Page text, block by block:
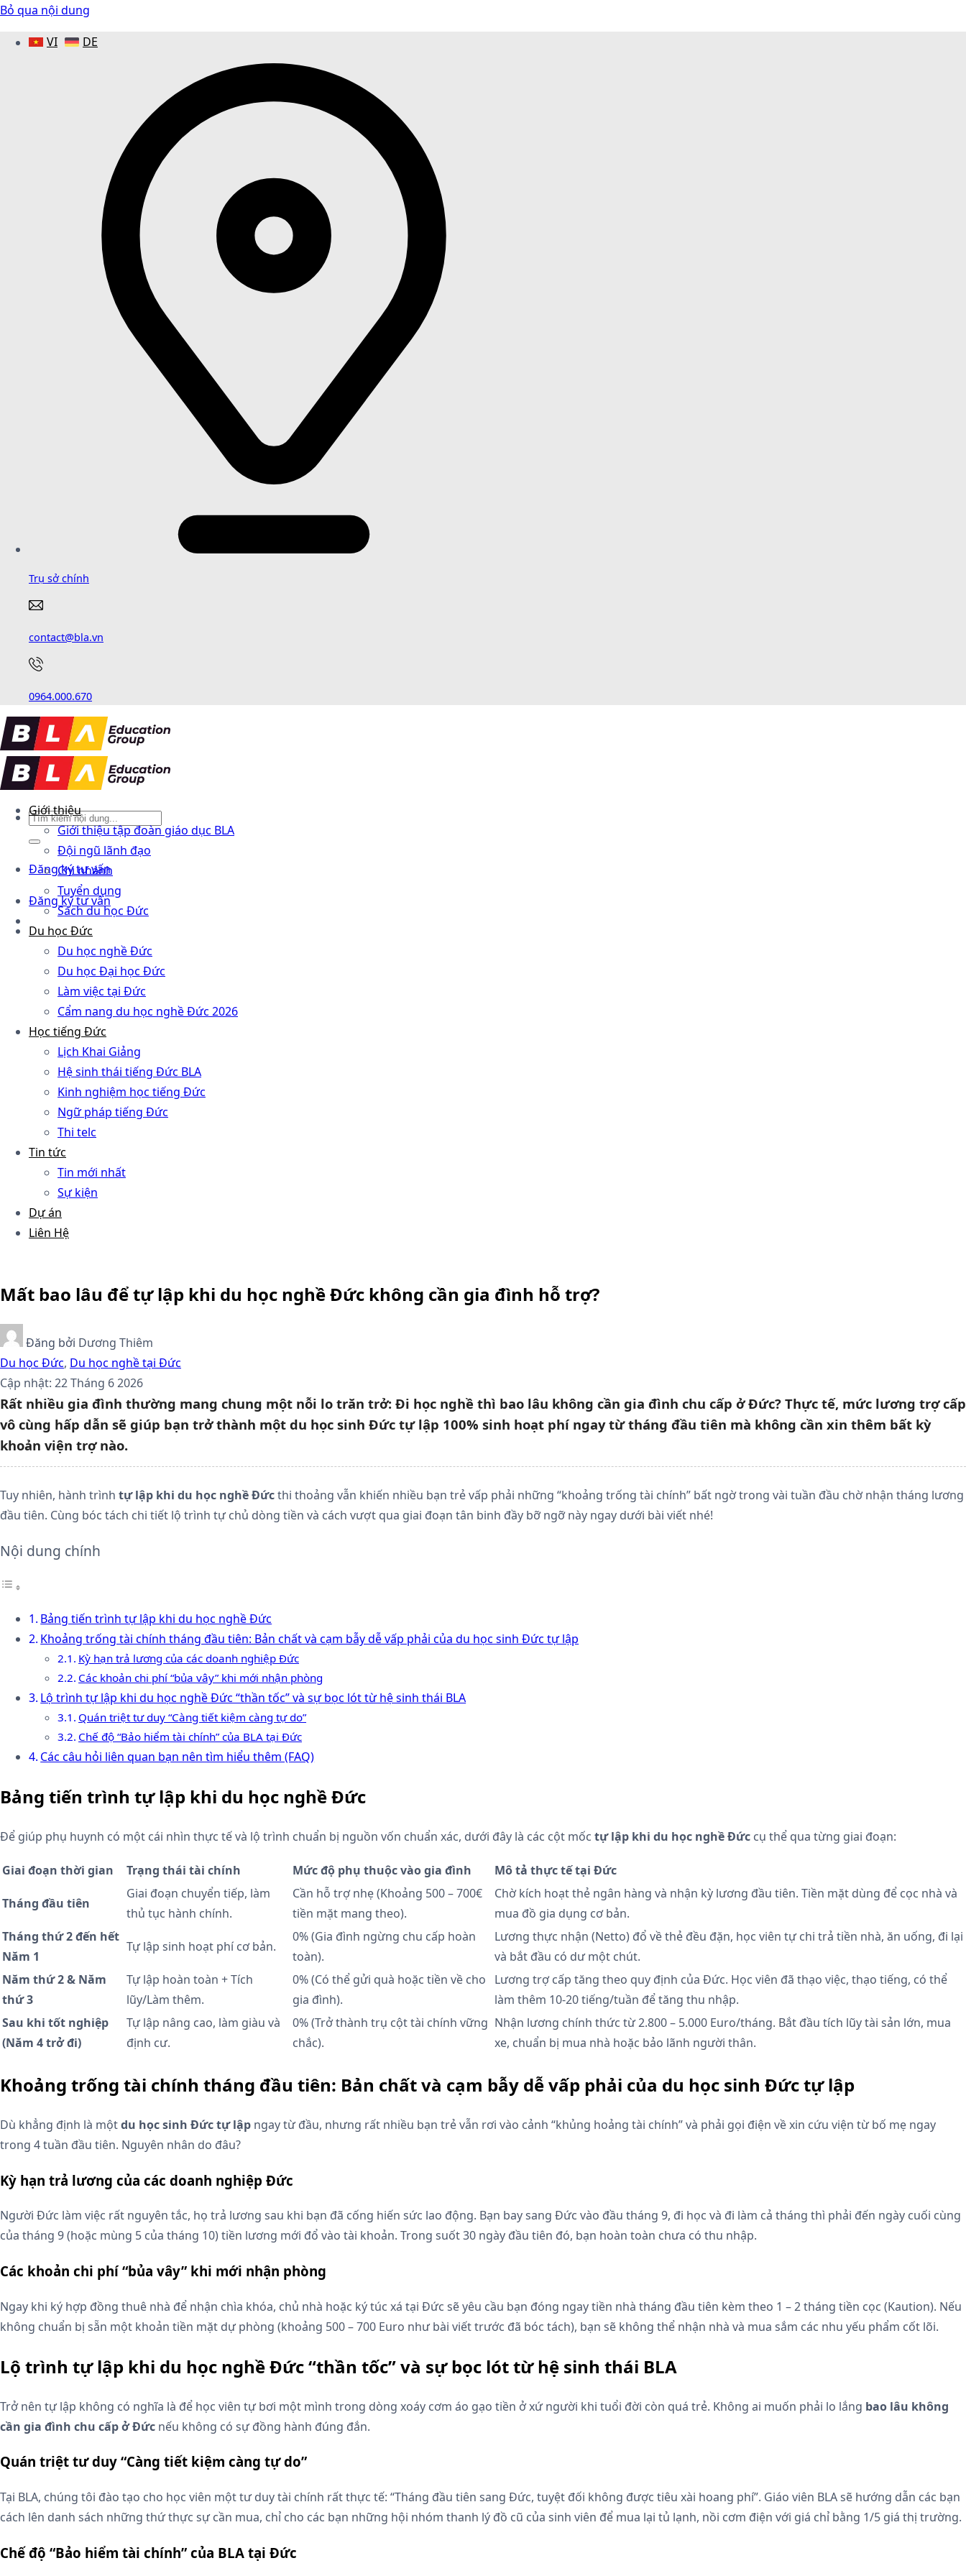
Bỏ qua nội dung
VI
DE
Trụ sở chính
contact@bla.vn
0964.000.670
Đăng ký tư vấn
Đăng ký tư vấn
Giới thiệu
Giới thiệu tập đoàn giáo dục BLA
Đội ngũ lãnh đạo
Chi nhánh
Tuyển dụng
Sách du học Đức
Du học Đức
Du học nghề Đức
Du học Đại học Đức
Làm việc tại Đức
Cẩm nang du học nghề Đức 2026
Học tiếng Đức
Lịch Khai Giảng
Hệ sinh thái tiếng Đức BLA
Kinh nghiệm học tiếng Đức
Ngữ pháp tiếng Đức
Thi telc
Tin tức
Tin mới nhất
Sự kiện
Dự án
Liên Hệ
Mất bao lâu để tự lập khi du học nghề Đức không cần gia đình hỗ trợ?
Đăng bởi Dương Thiêm
Du học Đức, Du học nghề tại Đức
Cập nhật: 22 Tháng 6 2026
Rất nhiều gia đình thường mang chung một nỗi lo trăn trở: Đi học nghề thì bao lâu không cần gia đình chu cấp ở Đức? Thực tế, mức lương trợ cấp
vô cùng hấp dẫn sẽ giúp bạn trở thành một du học sinh Đức tự lập 100% sinh hoạt phí ngay từ tháng đầu tiên mà không cần xin thêm bất kỳ
khoản viện trợ nào.
Tuy nhiên, hành trình tự lập khi du học nghề Đứcthi thoảng vẫn khiến nhiều bạn trẻ vấp phải những “khoảng trống tài chính” bất ngờ trong vài tuần đầu chờ nhận tháng lương
đầu tiên. Cùng bóc tách chi tiết lộ trình tự chủ dòng tiền và cách vượt qua giai đoạn tân binh đầy bỡ ngỡ này ngay dưới bài viết nhé!
Nội dung chính
Bảng tiến trình tự lập khi du học nghề Đức
Khoảng trống tài chính tháng đầu tiên: Bản chất và cạm bẫy dễ vấp phải của du học sinh Đức tự lập
Kỳ hạn trả lương của các doanh nghiệp Đức
Các khoản chi phí “bủa vây” khi mới nhận phòng
Lộ trình tự lập khi du học nghề Đức “thần tốc” và sự bọc lót từ hệ sinh thái BLA
Quán triệt tư duy “Càng tiết kiệm càng tự do”
Chế độ “Bảo hiểm tài chính” của BLA tại Đức
Các câu hỏi liên quan bạn nên tìm hiểu thêm (FAQ)
Bảng tiến trình tự lập khi du học nghề Đức
Để giúp phụ huynh có một cái nhìn thực tế và lộ trình chuẩn bị nguồn vốn chuẩn xác, dưới đây là các cột mốc tự lập khi du học nghề Đức cụ thể qua từng giai đoạn:
Giai đoạn thời gian Trạng thái tài chính Mức độ phụ thuộc vào gia đình Mô tả thực tế tại Đức
Tháng đầu tiên
Giai đoạn chuyển tiếp, làm
thủ tục hành chính.
Cần hỗ trợ nhẹ (Khoảng 500 – 700€
tiền mặt mang theo).
Chờ kích hoạt thẻ ngân hàng và nhận kỳ lương đầu tiên. Tiền mặt dùng để cọc nhà và
mua đồ gia dụng cơ bản.
Tháng thứ 2 đến hết
Năm 1
Tự lập sinh hoạt phí cơ bản.
0% (Gia đình ngừng chu cấp hoàn
toàn).
Lương thực nhận (Netto) đổ về thẻ đều đặn, học viên tự chi trả tiền nhà, ăn uống, đi lại
và bắt đầu có dư một chút.
Năm thứ 2 & Năm
thứ 3
Tự lập hoàn toàn + Tích
lũy/Làm thêm.
0% (Có thể gửi quà hoặc tiền về cho
gia đình).
Lương trợ cấp tăng theo quy định của Đức. Học viên đã thạo việc, thạo tiếng, có thể
làm thêm 10-20 tiếng/tuần để tăng thu nhập.
Sau khi tốt nghiệp
(Năm 4 trở đi)
Tự lập nâng cao, làm giàu và
định cư.
0% (Trở thành trụ cột tài chính vững
chắc).
Nhận lương chính thức từ 2.800 – 5.000 Euro/tháng. Bắt đầu tích lũy tài sản lớn, mua
xe, chuẩn bị mua nhà hoặc bảo lãnh người thân.
Khoảng trống tài chính tháng đầu tiên: Bản chất và cạm bẫy dễ vấp phải của du học sinh Đức tự lập
Dù khẳng định là mộtdu học sinh Đức tự lập ngay từ đầu, nhưng rất nhiều bạn trẻ vẫn rơi vào cảnh “khủng hoảng tài chính” và phải gọi điện về xin cứu viện từ bố mẹ ngay
trong 4 tuần đầu tiên. Nguyên nhân do đâu?
Kỳ hạn trả lương của các doanh nghiệp Đức
Người Đức làm việc rất nguyên tắc, họ trả lương sau khi bạn đã cống hiến sức lao động. Bạn bay sang Đức vào đầu tháng 9, đi học và đi làm cả tháng thì phải đến ngày cuối cùng
của tháng 9 (hoặc mùng 5 của tháng 10) tiền lương mới đổ vào tài khoản. Trong suốt 30 ngày đầu tiên đó, bạn hoàn toàn chưa có thu nhập.
Các khoản chi phí “bủa vây” khi mới nhận phòng
Ngay khi ký hợp đồng thuê nhà để nhận chìa khóa, chủ nhà hoặc ký túc xá tại Đức sẽ yêu cầu bạn đóng ngay tiền nhà tháng đầu tiên kèm theo 1 – 2 tháng tiền cọc (Kaution). Nếu
không chuẩn bị sẵn một khoản tiền mặt dự phòng (khoảng 500 – 700 Euro như bài viết trước đã bóc tách), bạn sẽ không thể nhận nhà và mua sắm các nhu yếu phẩm cốt lõi.
Lộ trình tự lập khi du học nghề Đức “thần tốc” và sự bọc lót từ hệ sinh thái BLA
Trở nên tự lập không có nghĩa là để học viên tự bơi một mình trong dòng xoáy cơm áo gạo tiền ở xứ người khi tuổi đời còn quá trẻ. Không ai muốn phải lo lắng bao lâu không
cần gia đình chu cấp ở Đức nếu không có sự đồng hành đúng đắn.
Quán triệt tư duy “Càng tiết kiệm càng tự do”
Tại BLA, chúng tôi đào tạo cho học viên một tư duy tài chính rất thực tế: “Tháng đầu tiên sang Đức, tuyệt đối không được tiêu xài hoang phí”. Giáo viên BLA sẽ hướng dẫn các bạn
cách lên danh sách những thứ thực sự cần mua, chỉ cho các bạn những hội nhóm thanh lý đồ cũ của sinh viên để mua lại tủ lạnh, nồi cơm điện với giá chỉ bằng 1/5 giá thị trường.
Chế độ “Bảo hiểm tài chính” của BLA tại Đức